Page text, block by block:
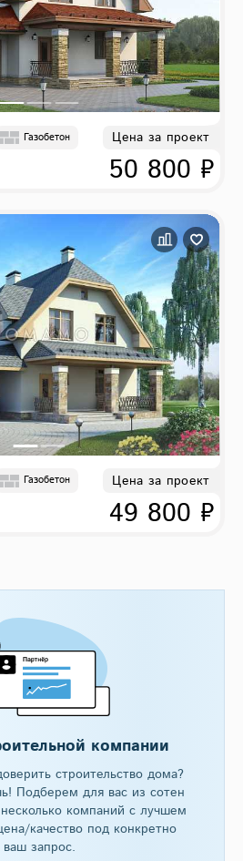
Газобетон Цена за проект
50 800 ₽
Газобетон Цена за проект
49 800 ₽
компании
строительство дома?
Подберем для вас из сотен
компаний с лучшем
качество под конкретно
ваш запрос.